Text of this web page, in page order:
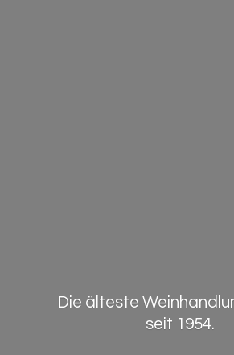
Die älteste
seit 1954.